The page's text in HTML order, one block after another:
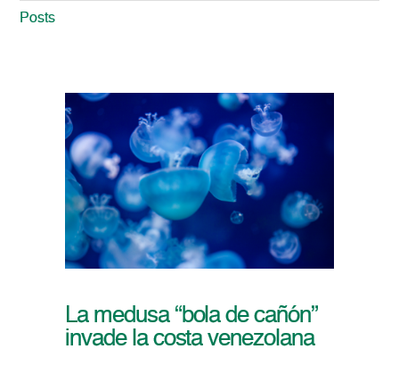
Posts
La medusa “bola de cañón”
invade la costa venezolana